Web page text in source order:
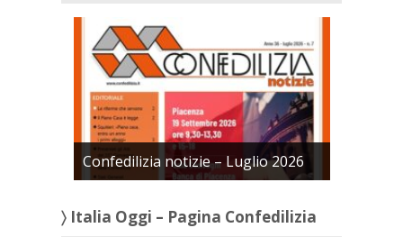
Confedilizia notizie – Luglio 2026
〉 Italia Oggi – Pagina Confedilizia